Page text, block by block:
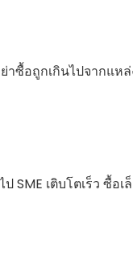
ซื้อถูกเกินไปจากแห
เติบโตเร็ว ซื้อเ